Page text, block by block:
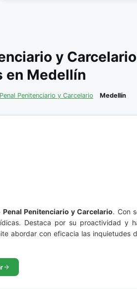
y
en Medellín
Penitenciario y Carcelario Medellín
Penal Penitenciario y Carcelario. Con
Destaca por su proactividad y
abordar con eficacia las inquietudes